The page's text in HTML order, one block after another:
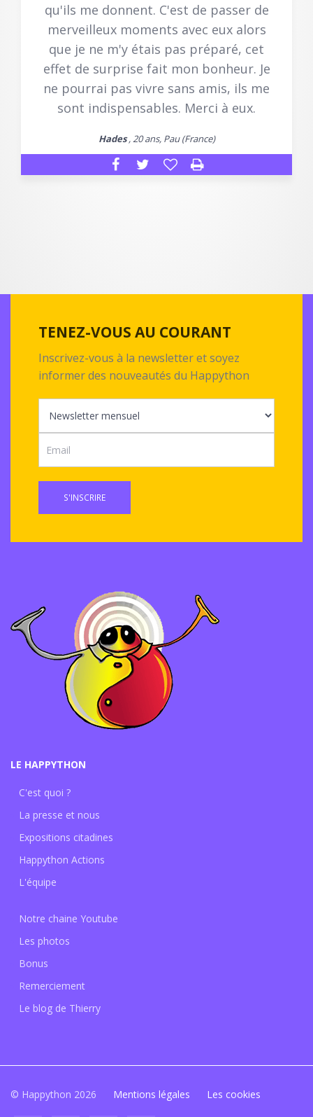
qu'ils me donnent. C'est de passer de
merveilleux moments avec eux alors
que je ne m'y étais pas préparé, cet
effet de surprise fait mon bonheur. Je
ne pourrai pas vivre sans amis, ils me
sont indispensables. Merci à eux.
Hades, 20 ans, Pau (France)
TENEZ-VOUS AU COURANT
Inscrivez-vous à la newsletter et soyez
informer des nouveautés du Happython
S'INSCRIRE
LE HAPPYTHON
C'est quoi ?
La presse et nous
Expositions citadines
Happython Actions
L'équipe
Notre chaine Youtube
Les photos
Bonus
Remerciement
Le blog de Thierry
© Happython 2026 Mentions légales Les cookies